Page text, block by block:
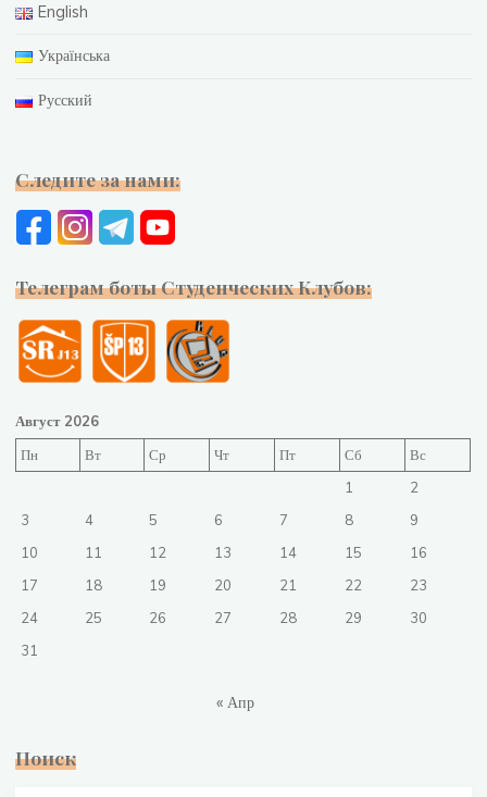
English
Українська
Русский
Следите за нами:
Телеграм боты Студенческих Клубов:
Август 2026
Пн
Вт Ср Чт Пт Сб
Вс
1
2
3
4 5 6 7 8
9
10
11 12 13 14 15
16
17
18 19 20 21 22
23
24
25 26 27 28 29
30
31
« Апр
Поиск